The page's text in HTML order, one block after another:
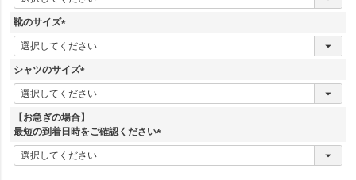
必
)
靴のサイズ
(
必
須
)
シャツのサイズ
(
必
須
)
【お急ぎの場合】
最短の到着日時をご確認ください
(
必